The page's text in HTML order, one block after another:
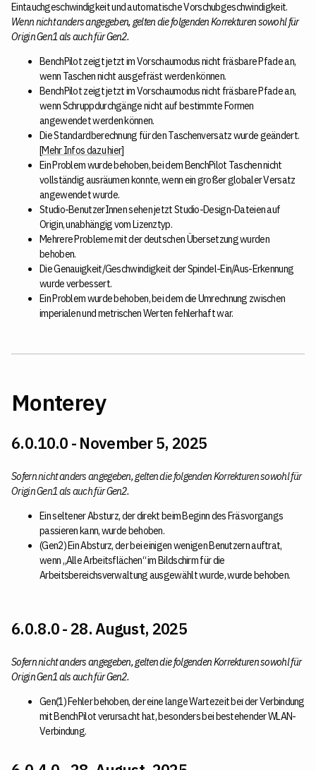
Eintauchgeschwindigkeit und automatische Vorschubgeschwindigkeit.
Wenn nicht anders angegeben, gelten die folgenden Korrekturen sowohl für
Origin Gen1 als auch für Gen2.
BenchPilot zeigt jetzt im Vorschaumodus nicht fräsbare Pfade an,
wenn Taschen nicht ausgefräst werden können.
BenchPilot zeigt jetzt im Vorschaumodus nicht fräsbare Pfade an,
wenn Schruppdurchgänge nicht auf bestimmte Formen
angewendet werden können.
Die Standardberechnung für den Taschenversatz wurde geändert.
[Mehr Infos dazu hier]
Ein Problem wurde behoben, bei dem BenchPilot Taschen nicht
vollständig ausräumen konnte, wenn ein großer globaler Versatz
angewendet wurde.
Studio-BenutzerInnen sehen jetzt Studio-Design-Dateien auf
Origin, unabhängig vom Lizenztyp.
Mehrere Probleme mit der deutschen Übersetzung wurden
behoben.
Die Genauigkeit/Geschwindigkeit der Spindel-Ein/Aus-Erkennung
wurde verbessert.
Ein Problem wurde behoben, bei dem die Umrechnung zwischen
imperialen und metrischen Werten fehlerhaft war.
Monterey
6.0.10.0 - November 5, 2025
Sofern nicht anders angegeben, gelten die folgenden Korrekturen sowohl für
Origin Gen1 als auch für Gen2.
Ein seltener Absturz, der direkt beim Beginn des Fräsvorgangs
passieren kann, wurde behoben.
(Gen2) Ein Absturz, der bei einigen wenigen Benutzern auftrat,
wenn „Alle Arbeitsflächen“ im Bildschirm für die
Arbeitsbereichsverwaltung ausgewählt wurde, wurde behoben.
6.0.8.0 - 28. August, 2025
Sofern nicht anders angegeben, gelten die folgenden Korrekturen sowohl für
Origin Gen1 als auch für Gen2.
Gen(1) Fehler behoben, der eine lange Wartezeit bei der Verbindung
mit BenchPilot verursacht hat, besonders bei bestehender WLAN-
Verbindung.